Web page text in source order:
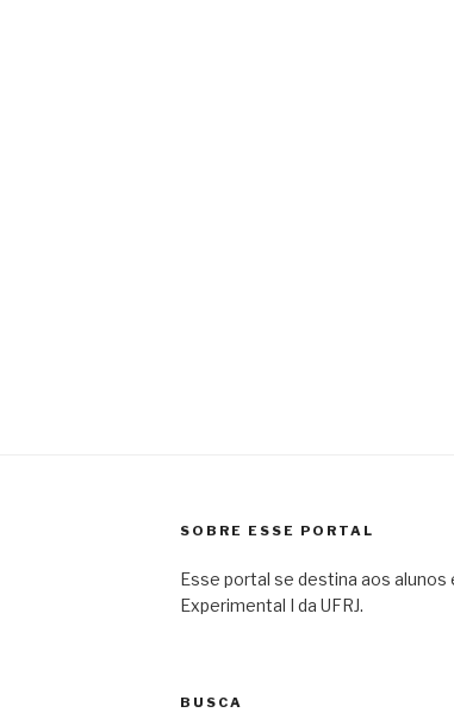
SOBRE ESSE PORTAL
Esse portal se destina aos
Experimental I da UFRJ.
BUSCA